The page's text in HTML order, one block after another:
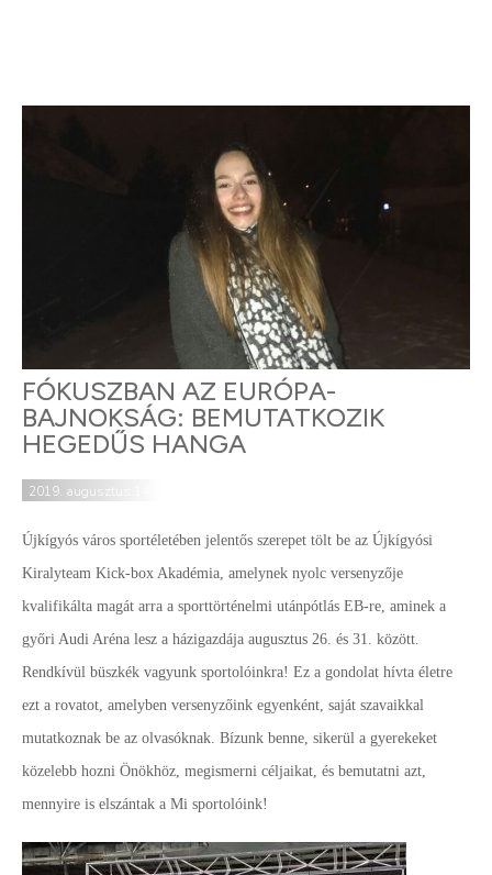
FÓKUSZBAN AZ EURÓPA-
BAJNOKSÁG: BEMUTATKOZIK
HEGEDŰS HANGA
2019. augusztus 14.
Újkígyós város sportéletében jelentős szerepet tölt be az Újkígyósi
Kiralyteam Kick-box Akadémia, amelynek nyolc versenyzője
kvalifikálta magát arra a sporttörténelmi utánpótlás EB-re, aminek a
győri Audi Aréna lesz a házigazdája augusztus 26. és 31. között.
Rendkívül büszkék vagyunk sportolóinkra! Ez a gondolat hívta életre
ezt a rovatot, amelyben versenyzőink egyenként, saját szavaikkal
mutatkoznak be az olvasóknak. Bízunk benne, sikerül a gyerekeket
közelebb hozni Önökhöz, megismerni céljaikat, és bemutatni azt,
mennyire is elszántak a Mi sportolóink!